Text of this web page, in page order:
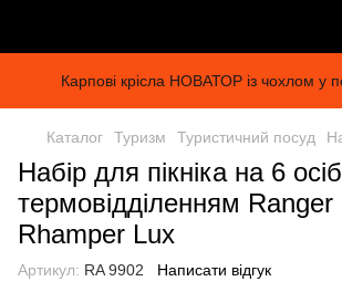
Карпові крісла НОВАТОР із чохлом у
Каталог Туризм Туристичний посуд
Набір для пікніка на 6
термовідділенням
Rhamper Lux
Артикул: RA 9902 Написати відгук